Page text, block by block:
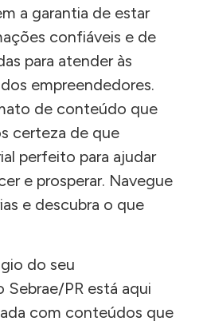
a garantia de estar
confiáveis e de
para atender às
empreendedores.
de conteúdo que
certeza de que
perfeito para ajudar
e prosperar. Navegue
e descubra o que
do seu
PR está aqui
com conteúdos que